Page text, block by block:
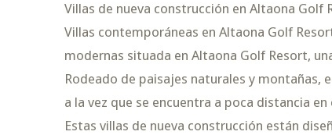
Villas de nueva construcción en Altaona
Villas contemporáneas en Altaona Golf
modernas situada en Altaona Golf Resort,
Rodeado de paisajes naturales y
a la vez que se encuentra a poca distancia
Estas villas de nueva construcción están